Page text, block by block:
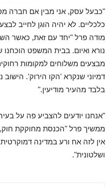
"כבעל עסק, אני מבין אם חברה
כלכליים. לא יהיה הוגן לחייב
מודה פרל "יחד עם זאת, כאשר
נורא ואיום. בבית המשפט
מבצעים משלוחים למקומות
בלבד מהעיר מודיעין."
"אנחנו יודעים להצביע פה על
ממשיך פרל "הכנסת מחוקקת
אין לזה אח ורע במדינה
ושלטונית".